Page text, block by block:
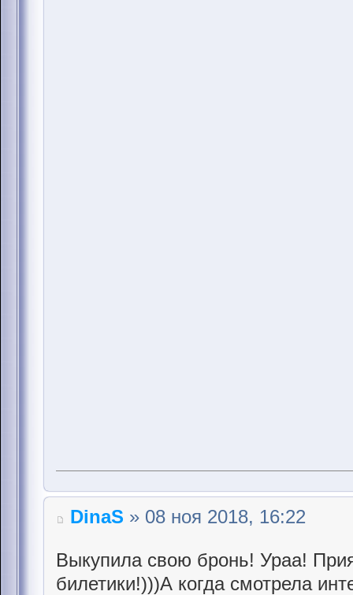
DinaS » 08 ноя 2018, 16:22
Выкупила свою бронь! Ураа!
билетики!)))А когда смотрела